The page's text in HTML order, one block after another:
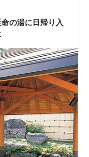
介していきますの
の湯に日帰り入